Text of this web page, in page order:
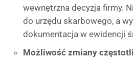
wewnętrzna decyzja firmy.
do urzędu skarbowego, a
dokumentacja w ewidencji
Możliwość zmiany